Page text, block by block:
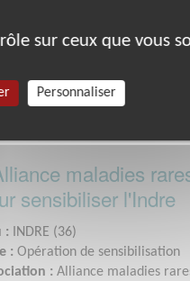
maladies
sensibiliser l'Indre
:
INDRE (36)
: Opération de sensibilisation
: Alliance maladies
sur ceux que vous
Personnaliser